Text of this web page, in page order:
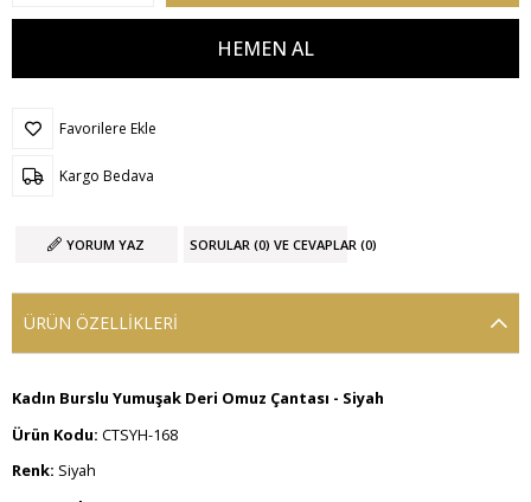
Favorilere Ekle
Kargo Bedava
YORUM YAZ SORULAR (0) VE CEVAPLAR (0)
ÜRÜN ÖZELLIKLERI
Kadın Burslu Yumuşak Deri Omuz Çantası - Siyah
Ürün Kodu: CTSYH-168
Renk: Siyah